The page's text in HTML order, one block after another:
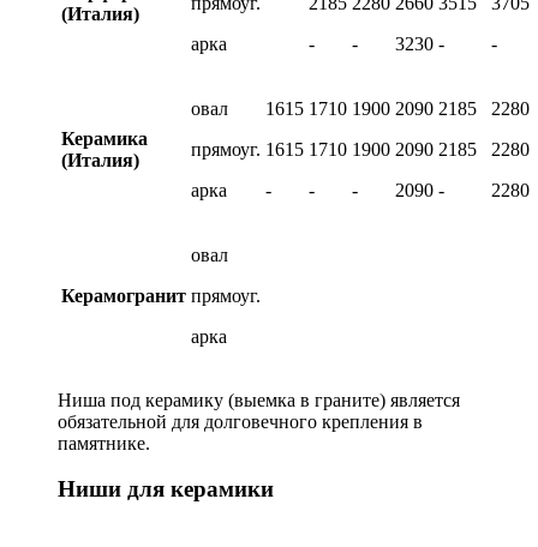
(Италия)
арка
-
-
3230 -
-
Керамика
(Италия)
овал
прямоуг.
арка
1615
1615
-
1710
1710
-
1900
1900
-
2090
2090
2090
2185
2185
-
2280
2280
2280
Керамогранит
овал
прямоуг.
арка
Ниша под керамику (выемка в граните) является
обязательной для долговечного крепления в
памятнике.
Ниши для керамики